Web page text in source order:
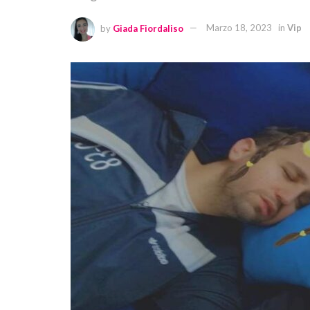
by Giada Fiordaliso Marzo 18, 2023 in Vip